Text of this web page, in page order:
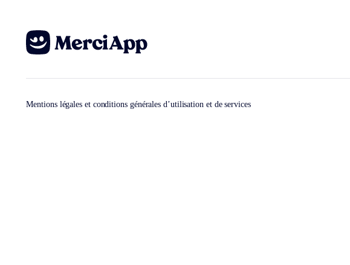
Mentions légales et conditions générales d’utilisation et de services